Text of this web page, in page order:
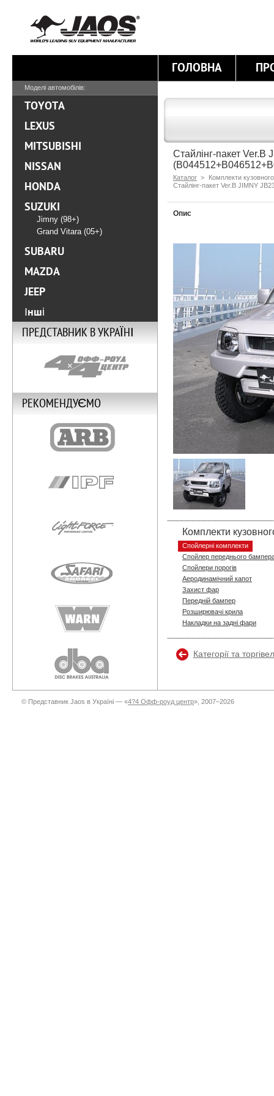
ГОЛОВНА
Стайлінг-пакет Ver.B
Каталог >
Комплекти
Стайлінг-пакет Ver.B JIMNY
Опис
Комплекти
Спойлерні комплекти
Спойлер переднього
Спойлери порогів
Аеродинамічний капот
Захист фар
Передній бампер
Розширювачі крила
Накладки на задні фари
Категорії та
Моделі автомобілів:
TOYOTA
LEXUS
MITSUBISHI
NISSAN
HONDA
SUZUKI
Jimny (98+)
Grand Vitara (05+)
SUBARU
MAZDA
JEEP
Інші
ПРЕДСТАВНИК В УКРАЇНІ
РЕКОМЕНДУЄМО
© Представник Jaos в Україні — «4?4 Офф-роуд центр», 2007–2026